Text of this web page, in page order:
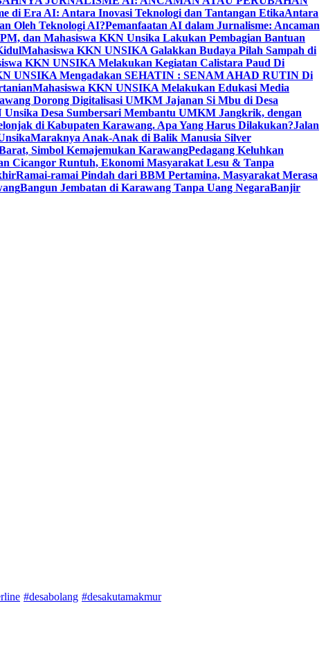
di Era AI: Antara Inovasi Teknologi dan Tantangan EtikaAntara
Oleh Teknologi AI?Pemanfaatan AI dalam Jurnalisme: Ancaman
dan Mahasiswa KKN Unsika Lakukan Pembagian Bantuan
Mahasiswa KKN UNSIKA Galakkan Budaya Pilah Sampah di
KKN UNSIKA Melakukan Kegiatan Calistara Paud Di
UNSIKA Mengadakan SEHATIN : SENAM AHAD RUTIN Di
Mahasiswa KKN UNSIKA Melakukan Edukasi Media
Dorong Digitalisasi UMKM Jajanan Si Mbu di Desa
Unsika Desa Sumbersari Membantu UMKM Jangkrik, dengan
di Kabupaten Karawang. Apa Yang Harus Dilakukan?Jalan
Maraknya Anak-Anak di Balik Manusia Silver
Simbol Kemajemukan KarawangPedagang Keluhkan
Cicangor Runtuh, Ekonomi Masyarakat Lesu & Tanpa
Ramai-ramai Pindah dari BBM Pertamina, Masyarakat Merasa
Bangun Jembatan di Karawang Tanpa Uang NegaraBanjir
#desabolang #desakutamakmur